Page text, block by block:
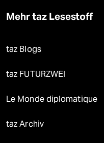
Mehr taz Lesestoff
taz Blogs
taz FUTURZWEI
Le Monde diplomatique
taz Archiv